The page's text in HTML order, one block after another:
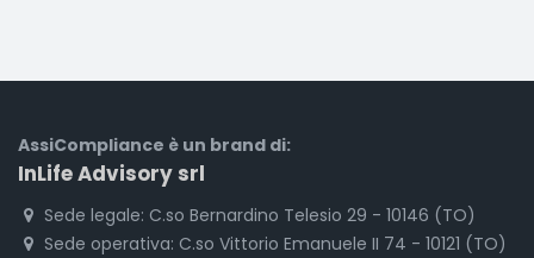
AssiCompliance è un brand di:
InLife Advisory srl
Sede legale: C.so Bernardino Telesio 29 - 10146 (TO)
Sede operativa: C.so Vittorio Emanuele II 74 - 10121 (TO)